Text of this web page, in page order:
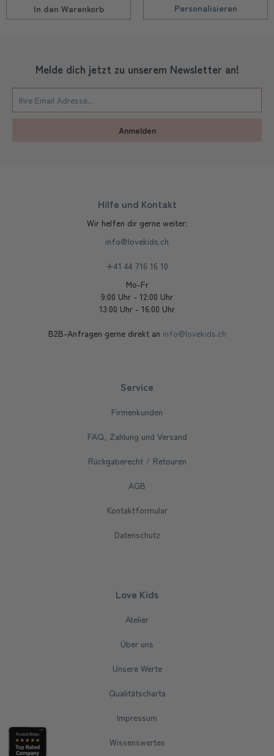
In den Warenkorb Personalisieren
Melde dich jetzt zu unserem Newsletter an!
Anmelden
Hilfe und Kontakt
Wir helfen dir gerne weiter:
info@lovekids.ch
+41 44 716 16 10
Mo-Fr
9:00 Uhr - 12:00 Uhr
13:00 Uhr - 16:00 Uhr
B2B-Anfragen gerne direkt an info@lovekids.ch
Service
Firmenkunden
FAQ, Zahlung und Versand
Rückgaberecht / Retouren
AGB
Kontaktformular
Datenschutz
Love Kids
Atelier
Über uns
Unsere Werte
Qualitätscharta
Impressum
Wissenswertes